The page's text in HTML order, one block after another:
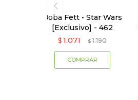
Boba Fett • Star Wars
[Exclusivo] - 462
$ 1.071 $ 1.190